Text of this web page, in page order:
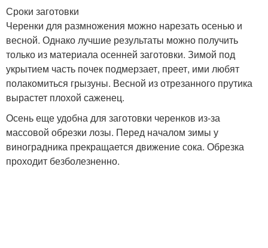
Сроки заготовки
Черенки для размножения можно нарезать осенью и
весной. Однако лучшие результаты можно получить
только из материала осенней заготовки. Зимой под
укрытием часть почек подмерзает, преет, ими любят
полакомиться грызуны. Весной из отрезанного прутика
вырастет плохой саженец.
Осень еще удобна для заготовки черенков из-за
массовой обрезки лозы. Перед началом зимы у
виноградника прекращается движение сока. Обрезка
проходит безболезненно.